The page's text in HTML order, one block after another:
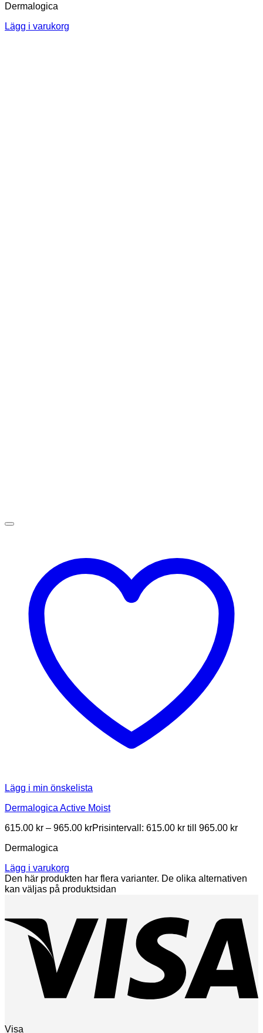
Dermalogica
Lägg i varukorg
Lägg i min önskelista
Dermalogica Active Moist
615.00 kr – 965.00 krPrisintervall: 615.00 kr till 965.00 kr
Dermalogica
Lägg i varukorg
Den här produkten har flera varianter. De olika alternativen
kan väljas på produktsidan
Visa